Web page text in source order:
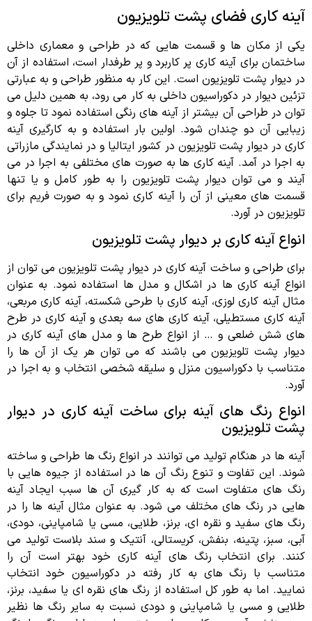
آینه کاری فضای پشت تلویزیون
یکی از مکان ها و قسمت هایی که در طراحی و معماری داخلی
ساختمان برای آینه کاری پر کاربرد و پر طرفدار است، استفاده از آن
در دیوار پشت تلویزیون است. این کار به منظور طراحی و به عبارتی
تزئین دیوار در دکوراسیون داخلی به کار می رود، به همین دلیل می
توان در طراحی آن بیشتر از آینه های رنگی استفاده نمود تا جلوه و
زیبایی آن دو چندان شود. اولین بار استفاده و به کارگیری آینه
کاری در دیوار پشت تلویزیون در کشور ایتالیا و در نمایندگی مازراتی
به اجرا در آمد. آینه کاری ها به صورت های مختلفی به اجرا در می
آیند و می توان دیوار پشت تلویزیون را به طور کامل و یا تنها
قسمت های معینی از آن را آینه کاری نمود و به صورت فریم برای
تلویزیون در آورد.
انواع آینه کاری بر دیوار پشت تلویزیون
برای طراحی و ساخت آینه کاری در دیوار پشت تلویزیون می توان از
انواع آینه کاری ها در اشکال و مدل ها استفاده نمود. به عنوان
مثال آینه کاری لوزی، آینه کاری با طرحی شکسته، آینه کاری مربعی،
آینه کاری مستطیلی، آینه کاری های سه بعدی و آینه کاری در طرح
های شش ضلعی و … از انواع طرح ها و مدل های آینه کاری در
دیوار پشت تلویزیون می باشند که می توان هر یک از آن ها را
متناسب با دکوراسیون منزل و سلیقه شخصی انتخاب و به اجرا در
آورد.
انواع رنگ های آینه برای ساخت آینه کاری در دیوار
پشت تلویزیون
آینه ها در هنگام تولید می توانند در انواع رنگ ها طراحی و ساخته
شوند. این تفاوت و تنوع رنگ آن ها در استفاده از جیوه هایی با
رنگ های متفاوت است که به کار گیری آن ها سبب ایجاد آینه
هایی در رنگ های مختلف می شود. به عنوان مثال آینه ها را در
رنگ های سفید و نقره ای، برنز، طلایی، مسی یا شامپاینی، دودی،
آبی، سبز، پتینه، بنفش، کریستالی، آنتیک و سند بلاست تولید می
کنند. برای انتخاب رنگ های آینه کاری خود بهتر است آن را
متناسب با رنگ های به کار رفته در دکوراسیون خود انتخاب
نمایید. اما به طور کل استفاده از رنگ های نقره ای یا سفید، برنز،
طلایی و مسی یا شامپاینی و دودی نسبت به سایر رنگ ها نظیر